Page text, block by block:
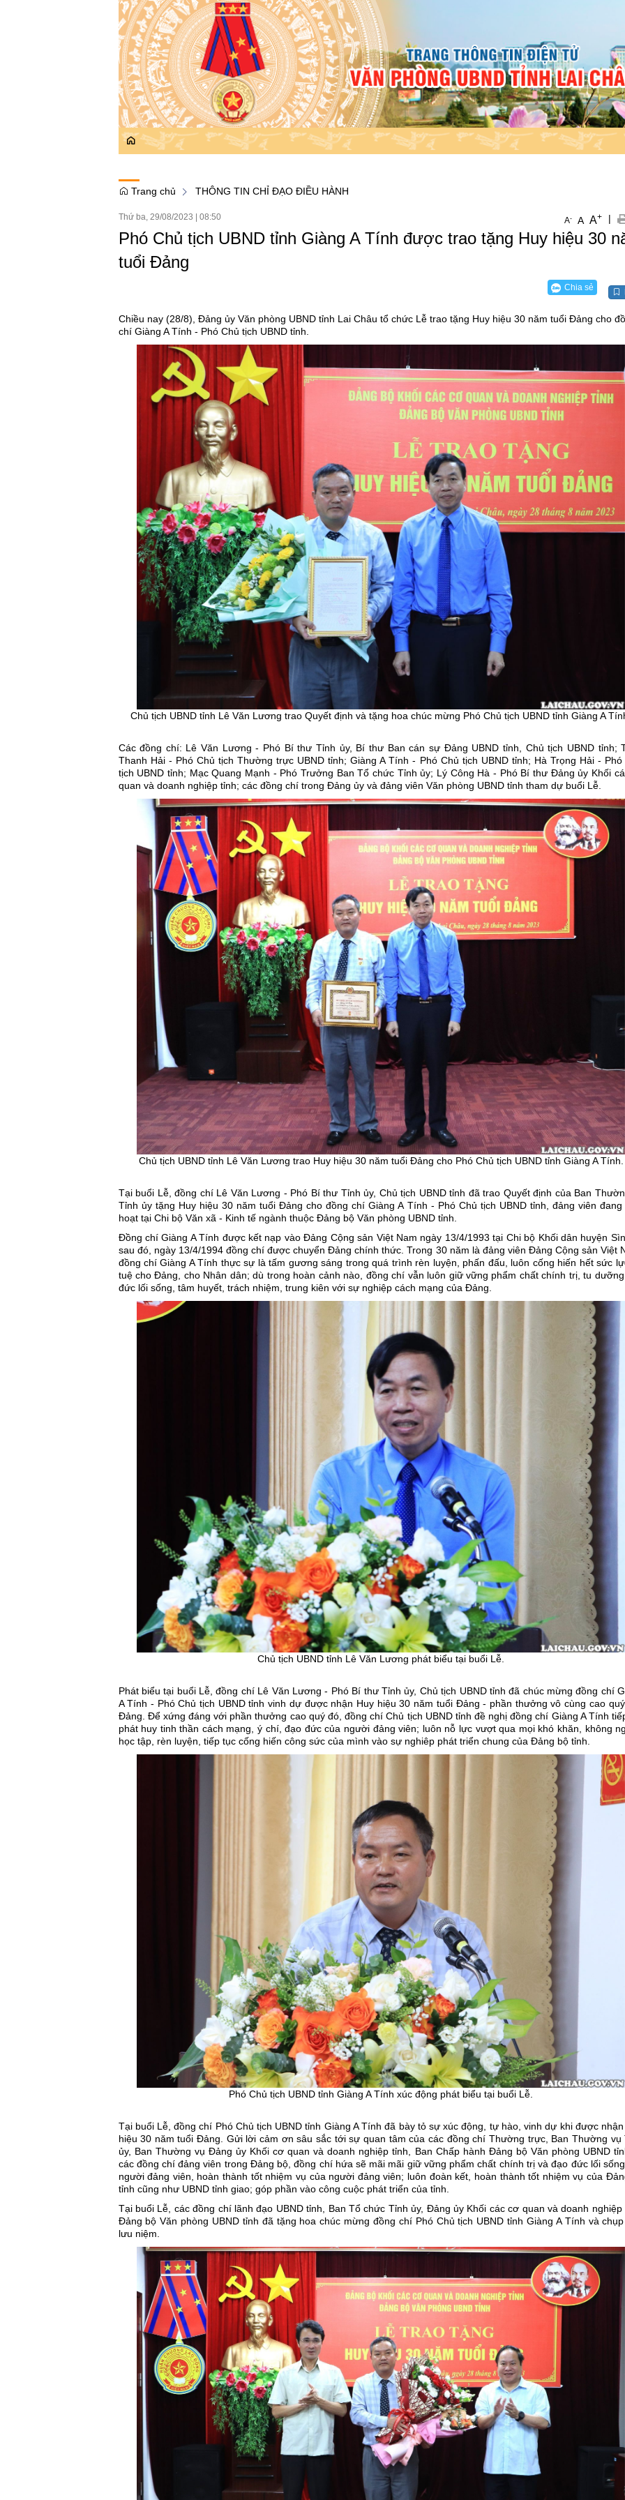
Trang chủ THÔNG TIN CHỈ ĐẠO ĐIỀU HÀNH
Thứ ba, 29/08/2023 08:50 A- A A+ |
Phó Chủ tịch UBND tỉnh Giàng A Tính được trao tặng Huy hiệu 30
tuổi Đảng
Chia sẻ
Chiều nay (28/8), Đảng ủy Văn phòng UBND tỉnh Lai Châu tổ chức Lễ trao tặng Huy hiệu 30 năm tuổi Đảng cho
chí Giàng A Tính - Phó Chủ tịch UBND tỉnh.
Chủ tịch UBND tỉnh Lê Văn Lương trao Quyết định và tặng hoa chúc mừng Phó Chủ tịch UBND tỉnh Giàng A
Các đồng chí: Lê Văn Lương - Phó Bí thư Tỉnh ủy, Bí thư Ban cán sự Đảng UBND tỉnh, Chủ tịch UBND tỉnh;
Thanh Hải - Phó Chủ tịch Thường trực UBND tỉnh; Giàng A Tính - Phó Chủ tịch UBND tỉnh; Hà Trọng Hải - Phó
tịch UBND tỉnh; Mạc Quang Mạnh - Phó Trưởng Ban Tổ chức Tỉnh ủy; Lý Công Hà - Phó Bí thư Đảng ủy Khối
quan và doanh nghiệp tỉnh; các đồng chí trong Đảng ủy và đảng viên Văn phòng UBND tỉnh tham dự buổi Lễ.
Chủ tịch UBND tỉnh Lê Văn Lương trao Huy hiệu 30 năm tuổi Đảng cho Phó Chủ tịch UBND tỉnh Giàng A Tính.
Tại buổi Lễ, đồng chí Lê Văn Lương - Phó Bí thư Tỉnh ủy, Chủ tịch UBND tỉnh đã trao Quyết định của Ban
Tỉnh ủy tặng Huy hiệu 30 năm tuổi Đảng cho đồng chí Giàng A Tính - Phó Chủ tịch UBND tỉnh, đảng viên đang
hoạt tại Chi bộ Văn xã - Kinh tế ngành thuộc Đảng bộ Văn phòng UBND tỉnh.
Đồng chí Giàng A Tính được kết nạp vào Đảng Cộng sản Việt Nam ngày 13/4/1993 tại Chi bộ Khối dân huyện
sau đó, ngày 13/4/1994 đồng chí được chuyển Đảng chính thức. Trong 30 năm là đảng viên Đảng Cộng sản Việt
đồng chí Giàng A Tính thực sự là tấm gương sáng trong quá trình rèn luyện, phấn đấu, luôn cống hiến hết sức
tuệ cho Đảng, cho Nhân dân; dù trong hoàn cảnh nào, đồng chí vẫn luôn giữ vững phẩm chất chính trị, tu
đức lối sống, tâm huyết, trách nhiệm, trung kiên với sự nghiệp cách mạng của Đảng.
Chủ tịch UBND tỉnh Lê Văn Lương phát biểu tại buổi Lễ.
Phát biểu tại buổi Lễ, đồng chí Lê Văn Lương - Phó Bí thư Tỉnh ủy, Chủ tịch UBND tỉnh đã chúc mừng đồng chí
A Tính - Phó Chủ tịch UBND tỉnh vinh dự được nhận Huy hiệu 30 năm tuổi Đảng - phần thưởng vô cùng cao
Đảng. Để xứng đáng với phần thưởng cao quý đó, đồng chí Chủ tịch UBND tỉnh đề nghị đồng chí Giàng A Tính
phát huy tinh thần cách mạng, ý chí, đạo đức của người đảng viên; luôn nỗ lực vượt qua mọi khó khăn, không
học tập, rèn luyện, tiếp tục cống hiến công sức của mình vào sự nghiêp phát triển chung của Đảng bộ tỉnh.
Phó Chủ tịch UBND tỉnh Giàng A Tính xúc động phát biểu tại buổi Lễ.
Tại buổi Lễ, đồng chí Phó Chủ tịch UBND tỉnh Giàng A Tính đã bày tỏ sự xúc động, tự hào, vinh dự khi được
hiệu 30 năm tuổi Đảng. Gửi lời cảm ơn sâu sắc tới sự quan tâm của các đồng chí Thường trực, Ban Thường vụ
ủy, Ban Thường vụ Đảng ủy Khối cơ quan và doanh nghiệp tỉnh, Ban Chấp hành Đảng bộ Văn phòng UBND
các đồng chí đảng viên trong Đảng bộ, đồng chí hứa sẽ mãi mãi giữ vững phẩm chất chính trị và đạo đức lối
người đảng viên, hoàn thành tốt nhiệm vụ của người đảng viên; luôn đoàn kết, hoàn thành tốt nhiệm vụ của
tỉnh cũng như UBND tỉnh giao; góp phần vào công cuộc phát triển của tỉnh.
Tại buổi Lễ, các đồng chí lãnh đạo UBND tỉnh, Ban Tổ chức Tỉnh ủy, Đảng ủy Khối các cơ quan và doanh nghiệp
Đảng bộ Văn phòng UBND tỉnh đã tặng hoa chúc mừng đồng chí Phó Chủ tịch UBND tỉnh Giàng A Tính và
lưu niệm.